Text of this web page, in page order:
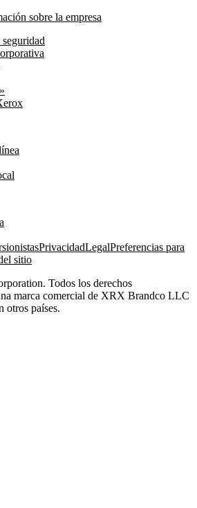
sobre la empresa
PrivacidadLegalPreferencias para
sitio
Todos los derechos
marca comercial de XRX Brandco LLC
otros países.